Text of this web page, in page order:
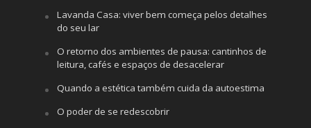
Lavanda Casa: viver bem começa pelos detalhes
do seu lar
O retorno dos ambientes de pausa: cantinhos de
leitura, cafés e espaços de desacelerar
Quando a estética também cuida da autoestima
O poder de se redescobrir